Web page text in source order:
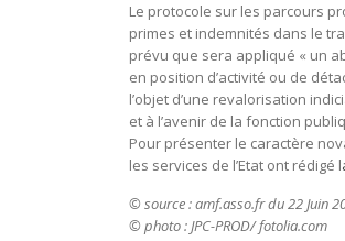
Le protocole sur les parcours
primes et indemnités dans le
prévu que sera appliqué « un
en position d’activité ou de
l’objet d’une revalorisation
et à l’avenir de la fonction
Pour présenter le caractère
les services de l’Etat ont rédigé l
© source : amf.asso.fr du 22 Juin
© photo : JPC-PROD/ fotolia.com